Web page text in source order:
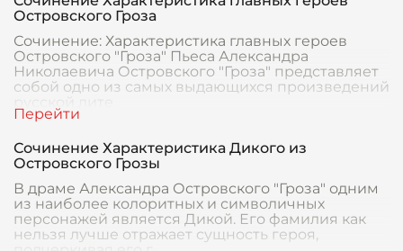
Островского Гроза
Сочинение: Характеристика главных героев
Островского "Гроза" Пьеса Александра
Николаевича Островского "Гроза" представляет
собой одно из самых выдающихся произведений
Сочинение Характеристика Дикого из
Островского Грозы
В драме Александра Островского "Гроза" одним
из наиболее колоритных и символичных
персонажей является Дикой. Его фамилия как
нельзя лучше отражает сущность героя,